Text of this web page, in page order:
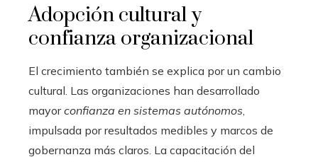
Adopción cultural y
confianza organizacional
El crecimiento también se explica por un cambio
cultural. Las organizaciones han desarrollado
mayorconfianza en sistemas autónomos,
impulsada por resultados medibles y marcos de
gobernanza más claros. La capacitación del